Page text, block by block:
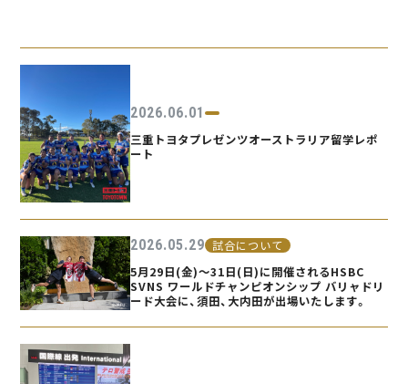
2026.06.01
三重トヨタプレゼンツオーストラリア留学レポ
ート
2026.05.29 試合について
5月29日(金)～31日(日)に開催されるHSBC
SVNS ワールドチャンピオンシップ バリャドリ
ード大会に、須田、大内田が出場いたします。